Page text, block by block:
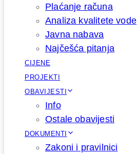
Plaćanje računa
Analiza kvalitete vode
Javna nabava
Najčešća pitanja
CIJENE
PROJEKTI
OBAVIJESTI
Info
Ostale obavijesti
DOKUMENTI
Zakoni i pravilnici